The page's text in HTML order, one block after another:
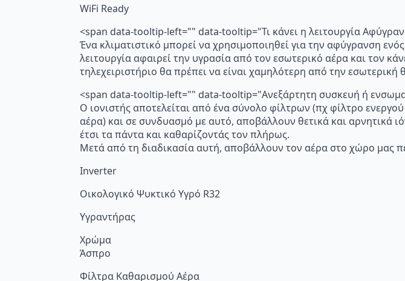
WiFi Ready
<span data-tooltip-left="" data-tooltip="Τι κάνει η λειτουργία
Ένα κλιματιστικό μπορεί να χρησιμοποιηθεί για την αφύγρανση
λειτουργία αφαιρεί την υγρασία από τον εσωτερικό αέρα και τον
τηλεχειριστήριο θα πρέπει να είναι χαμηλότερη από την
<span data-tooltip-left="" data-tooltip="Ανεξάρτητη συσκευή ή
Ο ιονιστής αποτελείται από ένα σύνολο φίλτρων (πχ φίλτρο
αέρα) και σε συνδυασμό με αυτό, αποβάλλουν θετικά και αρνητικά
έτσι τα πάντα και καθαρίζοντάς τον πλήρως.
Μετά από τη διαδικασία αυτή, αποβάλλουν τον αέρα στο χώρο μας
Inverter
Οικολογικό Ψυκτικό Υγρό R32
Υγραντήρας
Χρώμα
Άσπρο
Φίλτρα Καθαρισμού Αέρα